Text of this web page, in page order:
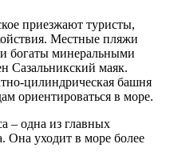
приезжают туристы,
Местные пляжи
богаты минеральными
Сазальникский маяк.
цилиндрическая башня
ориентироваться в море.
– одна из главных
Она уходит в море более